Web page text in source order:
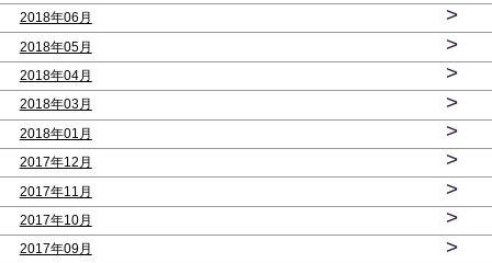
2018年06月 >
2018年05月 >
2018年04月 >
2018年03月 >
2018年01月 >
2017年12月 >
2017年11月 >
2017年10月 >
2017年09月 >